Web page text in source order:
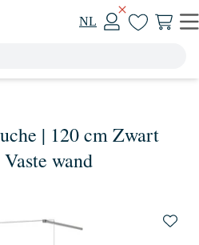
NL
| 120 cm Zwart
wand